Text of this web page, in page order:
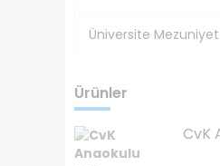
Üniversite Mezuniyet
Ürünler
CvK